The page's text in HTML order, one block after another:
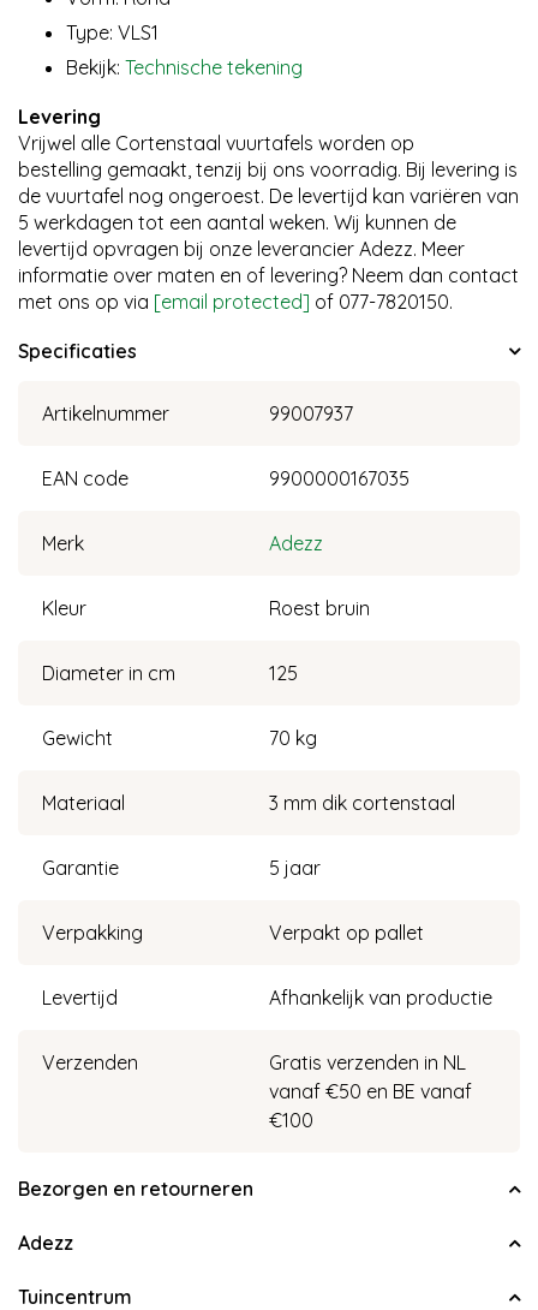
Type: VLS1
Bekijk: Technische tekening
Levering
Vrijwel alle Cortenstaal vuurtafels worden op
bestelling gemaakt, tenzij bij ons voorradig. Bij levering is
de vuurtafel nog ongeroest. De levertijd kan variëren van
5 werkdagen tot een aantal weken. Wij kunnen de
levertijd opvragen bij onze leverancier Adezz. Meer
informatie over maten en of levering? Neem dan contact
met ons op via [email protected] of 077-7820150.
Specificaties
Artikelnummer 99007937
EAN code 9900000167035
Merk Adezz
Kleur Roest bruin
Diameter in cm 125
Gewicht 70 kg
Materiaal 3 mm dik cortenstaal
Garantie 5 jaar
Verpakking Verpakt op pallet
Levertijd Afhankelijk van productie
Verzenden
Gratis verzenden in NL
vanaf €50 en BE vanaf
€100
Bezorgen en retourneren
Adezz
Tuincentrum